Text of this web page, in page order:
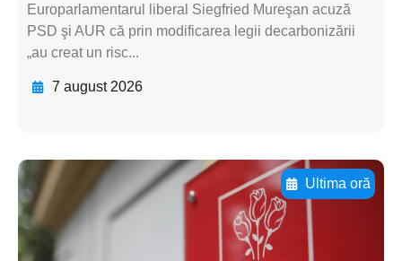
Europarlamentarul liberal Siegfried Mureşan acuză
PSD şi AUR că prin modificarea legii decarbonizării
„au creat un risc...
7 august 2026
Ultima oră
Adaugă aici textul pentru
subtitluAdaugă aici